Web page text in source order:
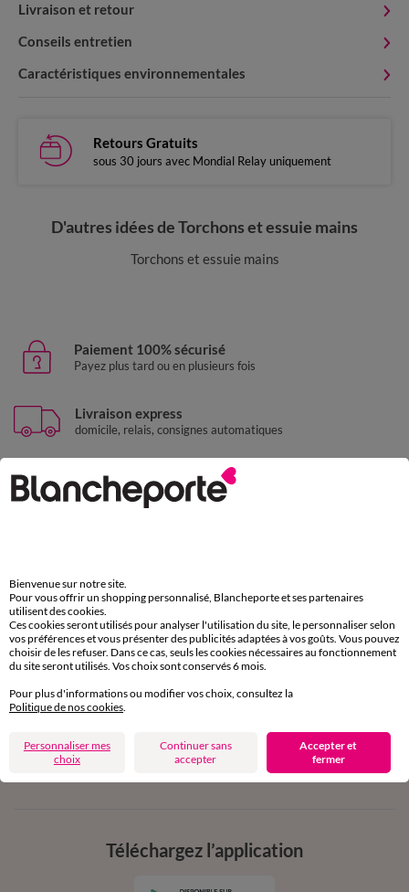
Livraison et retour
Conseils entretien
Caractéristiques environnementales
Retours Gratuits
sous 30 jours avec Mondial Relay uniquement
D'autres idées de Torchons et essuie mains
Torchons et essuie mains
Paiement 100% sécurisé
Payez plus tard ou en plusieurs fois
Livraison express
domicile, relais, consignes automatiques
Retours gratuits
sous 30 jours avec Mondial Relay uniquement
11€ Offerts
en vous inscrivant à la newsletter
dès 20€ d’achat
conditions dans votre email de confirmation
Téléchargez l’application
Bienvenue sur notre site.
Pour vous offrir un shopping personnalisé, Blancheporte et ses partenaires
utilisent des cookies.
Ces cookies seront utilisés pour analyser l'utilisation du site, le personnaliser selon
vos préférences et vous présenter des publicités adaptées à vos goûts. Vous pouvez
choisir de les refuser. Dans ce cas, seuls les cookies nécessaires au fonctionnement
du site seront utilisés. Vos choix sont conservés 6 mois.
Pour plus d'informations ou modifier vos choix, consultez la
Politique de nos cookies
Personnaliser mes
choix
Continuer sans
accepter
Accepter et
fermer